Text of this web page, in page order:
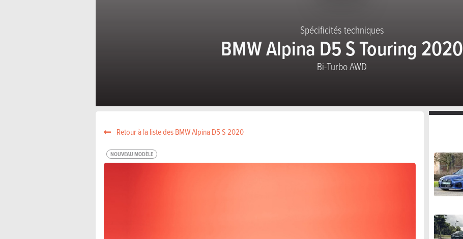
Spécificités techniques
BMW Alpina D5 S Touring 2020
Bi-Turbo AWD
Retour à la liste des BMW Alpina D5 S 2020
NOUVEAU MODÈLE